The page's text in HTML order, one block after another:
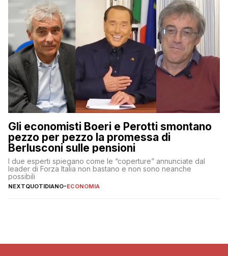
Gli economisti Boeri e Perotti smontano
pezzo per pezzo la promessa di
Berlusconi sulle pensioni
I due esperti spiegano come le “coperture” annunciate dal
leader di Forza Italia non bastano e non sono neanche
possibili
NEXTQUOTIDIANO-ECONOMIA